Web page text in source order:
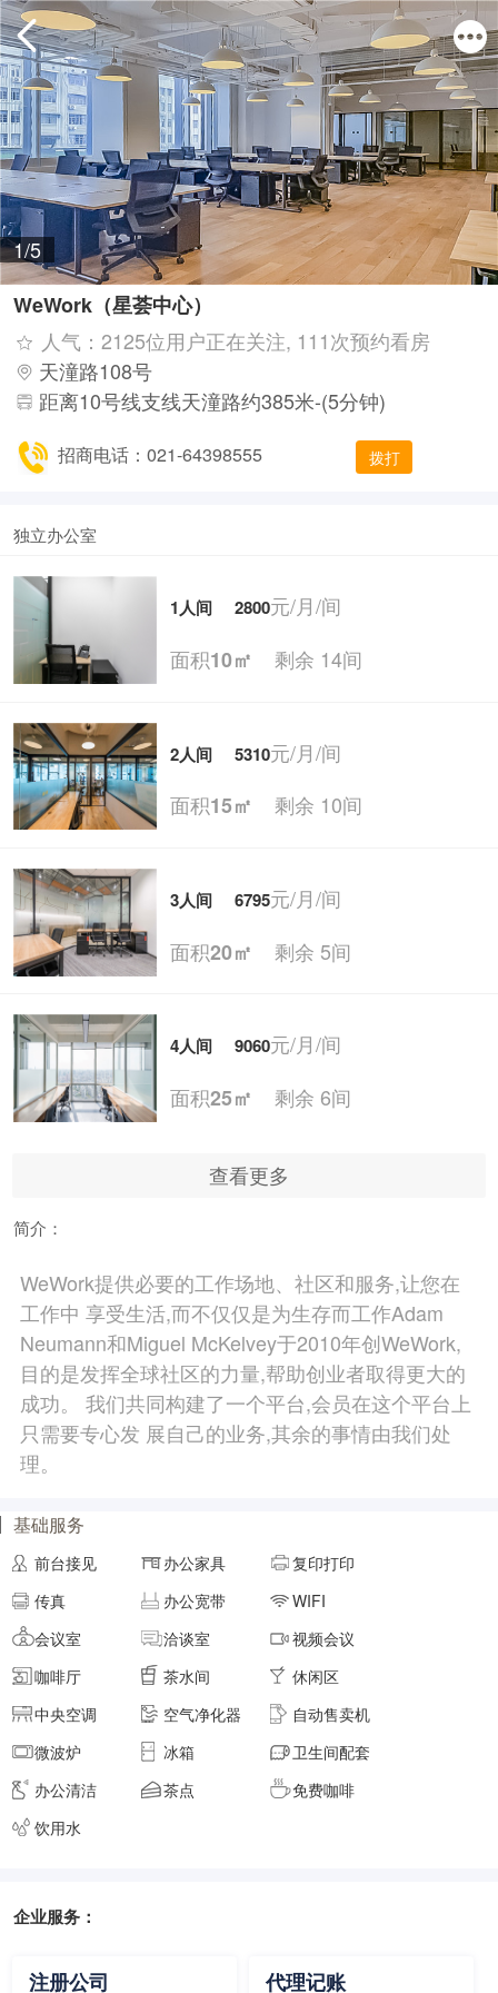
1/5
WeWork（星荟中心）
人气：2125位用户正在关注, 111次预约看房
天潼路108号
距离10号线支线天潼路约385米-(5分钟)
招商电话：021-64398555 拨打
独立办公室
1人间 2800元/月/间
面积10㎡ 剩余 14间
2人间 5310元/月/间
面积15㎡ 剩余 10间
3人间 6795元/月/间
面积20㎡ 剩余 5间
4人间 9060元/月/间
面积25㎡ 剩余 6间
5人间 11325元/月/间
6人间 13590元/月/间
面积40㎡剩余 5间
10人间 22650元/月/间
面积
剩余 6间
27180
剩余 3间
查看更多
简介：
WeWork提供必要的工作场地、社区和服务,让您在
工作中 享受生活,而不仅仅是为生存而工作Adam
Neumann和Miguel McKelvey于2010年创WeWork,
目的是发挥全球社区的力量,帮助创业者取得更大的
成功。 我们共同构建了一个平台,会员在这个平台上
只需要专心发 展自己的业务,其余的事情由我们处
理。
基础服务
前台接见 办公家具
复印打印
传真
办公宽带
WIFI
会议室
洽谈室
视频会议
咖啡厅
茶水间
休闲区
中央空调
空气净化器
自动售卖机
微波炉
冰箱
卫生间配套
办公清洁
茶点
免费咖啡
饮用水
企业服务：
注册公司 代理记账